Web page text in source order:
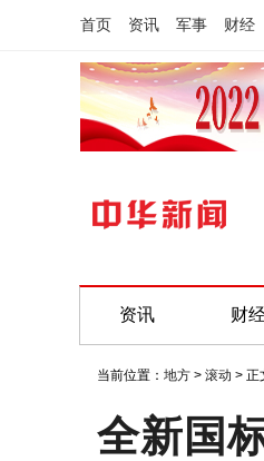
首页 资讯 军事 财经
资讯 财
当前位置： 地方 > 滚动 > 正
全新国